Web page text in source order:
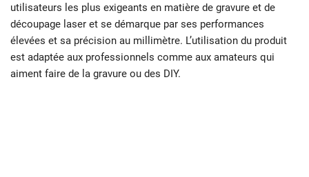
utilisateurs les plus exigeants en matière de gravure et de
découpage laser et se démarque par ses performances
élevées et sa précision au millimètre. L’utilisation du produit
est adaptée aux professionnels comme aux amateurs qui
aiment faire de la gravure ou des DIY.